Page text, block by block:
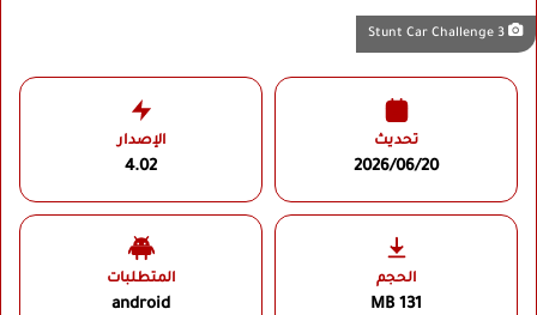
تحديث
2026/06/20
الإصدار
4.02
الحجم
131 MB
المتطلبات
android